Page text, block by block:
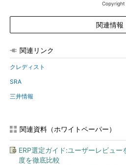
Copyright
関連情報
関連リンク
クレディスト
SRA
三井情報
関連資料（ホワイトペーパー）
ERP選定ガイド:ユーザーレビュ
度を徹底比較